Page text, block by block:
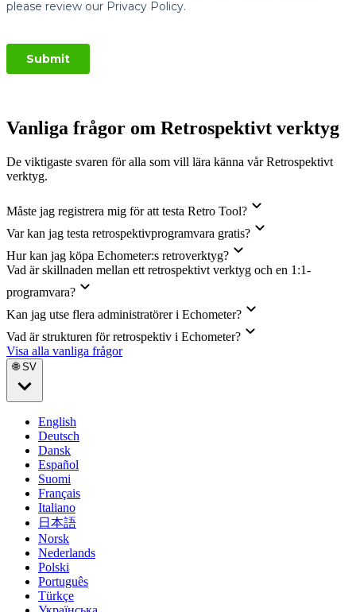
Vanliga frågor om Retrospektivt verktyg
De viktigaste svaren för alla som vill lära känna vår Retrospektivt
verktyg.
Måste jag registrera mig för att testa Retro Tool?
Var kan jag testa retrospektivprogramvara gratis?
Hur kan jag köpa Echometer:s retroverktyg?
Vad är skillnaden mellan ett retrospektivt verktyg och en 1:1-
programvara?
Kan jag utse flera administratörer i Echometer?
Vad är strukturen för retrospektiv i Echometer?
Visa alla vanliga frågor
🌐 SV
English
Deutsch
Dansk
Español
Suomi
Français
Italiano
日本語
Norsk
Nederlands
Polski
Português
Türkçe